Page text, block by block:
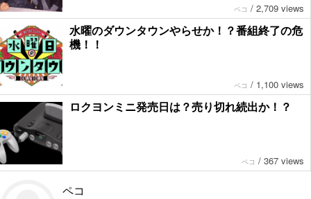
ペコ / 2,709 views
水曜のダウンタウンやらせか！？番組終了の危
機！！
ペコ / 1,100 views
ロクヨンミニ発売日は？売り切れ続出か！？
ペコ / 367 views
ペコ